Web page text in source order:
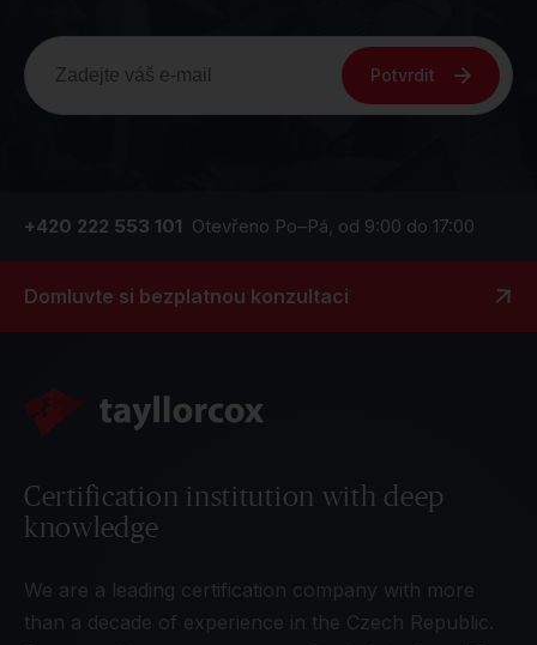
Potvrdit
+420 222 553 101 Otevřeno Po–Pá, od 9:00 do 17:00
Domluvte si bezplatnou konzultaci
Certification institution with deep
knowledge
We are a leading certification company with more
than a decade of experience in the Czech Republic.